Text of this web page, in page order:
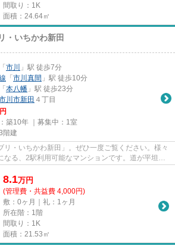
間取り：1K
面積：24.64㎡
・いちかわ新田
「 市川
」駅 徒歩7分
「 市川真間 」駅 徒歩10分
「 本八幡 」駅 徒歩23分
川市新田 ４丁目
築10年 ｜募集中： 1室
階建
リ・いちかわ新田」。ぜひ一度ご覧ください。様々
なる、2駅利用可能なマンションです。道が平坦だ
...
8.1万円
(管理費・共益費 4,000円)
敷：0ヶ月｜礼：1ヶ月
所在階：1階
間取り：1K
面積：21.53㎡